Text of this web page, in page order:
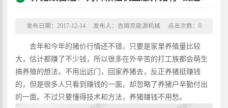
发布日期：2017-12-14 发布人：吉姆克能源机械 点击次数： 0
去年和今年的猪价行情还不错，只要是家里养殖量比较
大，估计都赚了不少钱，所以很多在外辛苦的打工族都会萌生
搞养殖的想法，不用出远门，回家养猪去，反正养猪挺赚钱
的，但是很多人只看到赚钱的一面，却忽略了养猪户辛勤付出
的一面。不过只要懂得技术和方法，养猪赚钱不用愁。